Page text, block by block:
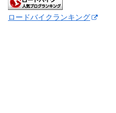
ロードバイクランキング